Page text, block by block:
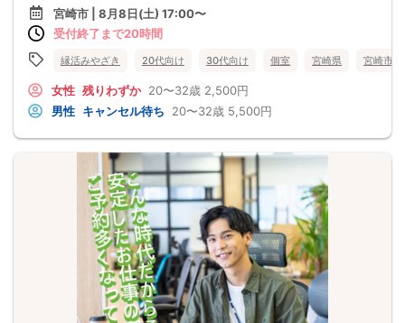
宮崎市 | 8月8日(土) 17:00〜
受付終了まで20時間
縁活みやざき 20代向け 30代向け 個室 宮崎県 宮崎市
女性 残りわずか 20〜32歳 2,500円
男性 キャンセル待ち 20〜32歳 5,500円